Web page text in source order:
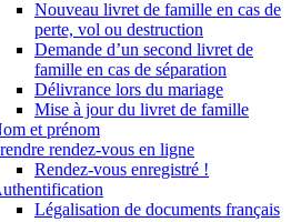
Nouveau livret de famille en cas de
perte, vol ou destruction
Demande d’un second livret de
famille en cas de séparation
Délivrance lors du mariage
Mise à jour du livret de famille
et prénom
rendez-vous en ligne
Rendez-vous enregistré !
Légalisation de documents français